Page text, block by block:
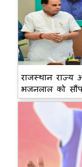
राजस्थान
भजनलाल को